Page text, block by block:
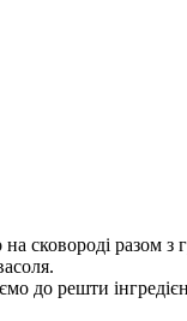
сковороді разом з
до решти